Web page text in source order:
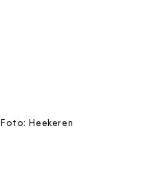
Foto: Heekeren